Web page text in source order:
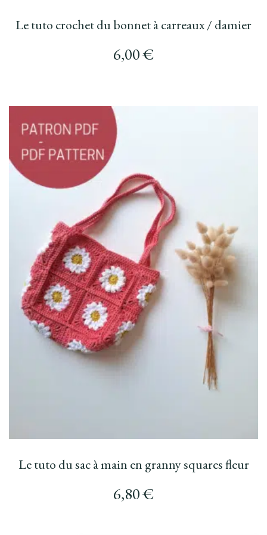
Le tuto crochet du bonnet à carreaux / damier
6,00€
Le tuto du sac à main en granny squares fleur
6,80€